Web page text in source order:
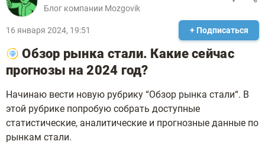
Блог компании Mozgovik
16 января 2024, 19:51 + Подписаться
Обзор рынка стали. Какие сейчас
прогнозы на 2024 год?
Начинаю вести новую рубрику “Обзор рынка стали“. В
этой рубрике попробую собрать доступные
статистические, аналитические и прогнозные данные по
рынкам стали.